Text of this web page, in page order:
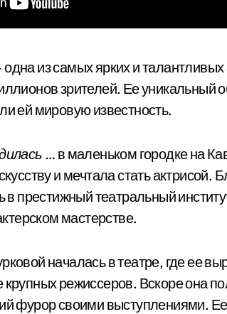
из самых ярких и талантливых
зрителей. Ее уникальный
ей мировую известность.
… в маленьком городке на
и мечтала стать актрисой.
в престижный театральный
мастерстве.
началась в театре, где ее
режиссеров. Вскоре она
фурор своими выступлениями.